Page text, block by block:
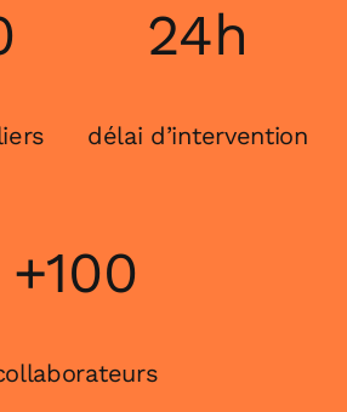
24h
délai d’intervention
+100